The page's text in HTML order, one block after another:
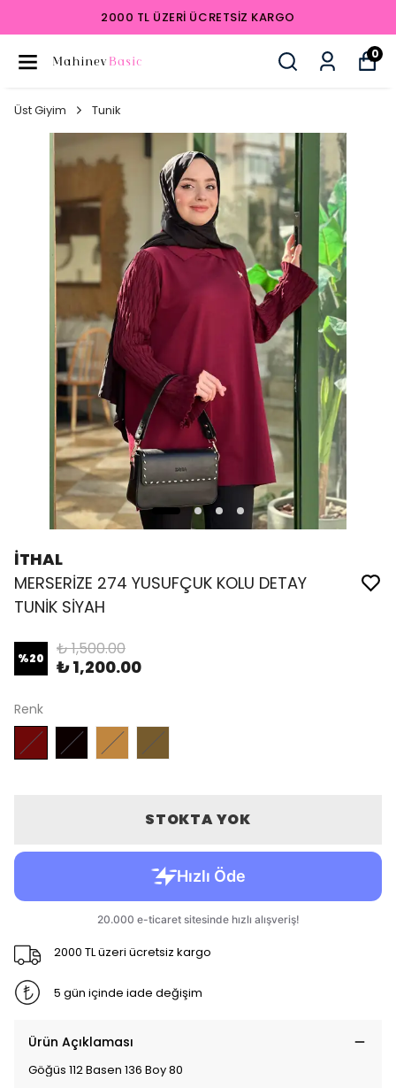
2000 TL ÜZERI ÜCRETSIZ KARGO
0
Üst Giyim Tunik
İTHAL
MERSERİZE 274 YUSUFÇUK KOLU DETAY
TUNİK SİYAH
%20 ₺ 1,500.00
₺ 1,200.00
Renk
STOKTA YOK
2000 TL üzeri ücretsiz kargo
5 gün içinde iade değişim
Ürün Açıklaması
Göğüs 112 Basen 136 Boy 80